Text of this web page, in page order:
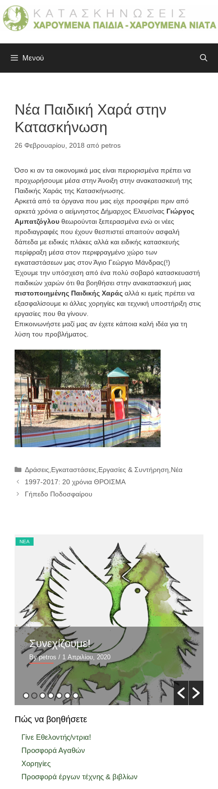
Μετάβαση
σε
περιεχόμενο
Μενού
Νέα Παιδική Χαρά στην
Κατασκήνωση
26 Φεβρουαρίου, 2018 από petros
Όσο κι αν τα οικονομικά μας είναι περιορισμένα πρέπει να
προχωρήσουμε μέσα στην Άνοιξη στην ανακατασκευή της
Παιδικής Χαράς της Κατασκήνωσης.
Αρκετά από τα όργανα που μας είχε προσφέρει πριν από
αρκετά χρόνια ο αείμνηστος Δήμαρχος Ελευσίνας Γιώργος
Αμπατζόγλου θεωρούνται ξεπερασμένα ενώ οι νέες
προδιαγραφές που έχουν θεσπιστεί απαιτούν ασφαλή
δάπεδα με ειδικές πλάκες αλλά και ειδικής κατασκευής
περίφραξη μέσα στον περιφραγμένο χώρο των
εγκαταστάσεων μας στον Άγιο Γεώργιο Μάνδρας(!)
Έχουμε την υπόσχεση από ένα πολύ σοβαρό κατασκευαστή
παιδικών χαρών ότι θα βοηθήσει στην ανακατασκευή μιας
πιστοποιημένης Παιδικής Χαράς αλλά κι εμείς πρέπει να
εξασφαλίσουμε κι άλλες χορηγίες και τεχνική υποστήριξη στις
εργασίες που θα γίνουν.
Επικοινωνήστε μαζί μας αν έχετε κάποια καλή ιδέα για τη
λύση του προβλήματος.
Κατηγορίες
Δράσεις Εγκαταστάσεις Εργασίες & Συντήρηση Νέα
1997-2017: 20 χρόνια ΘΡΟΙΣΜΑ
Γήπεδο Ποδοσφαίρου
ΝΈΑ
Συνεχίζουμε!
By petros / 1 Απριλίου, 2020
Πώς να βοηθήσετε
Γίνε Εθελοντής/ντρια!
Προσφορά Αγαθών
Χορηγίες
Προσφορά έργων τέχνης & βιβλίων